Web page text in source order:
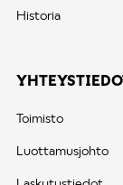
Historia
Toimisto
Luottamusjohto